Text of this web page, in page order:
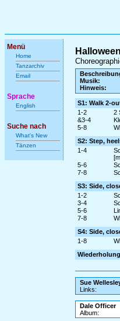
Menü
Home
Tanzarchiv
Email
Sprache
English
Suche nach
What's New
Tänzen
Musik:
Hinweis:
S1: Walk 2-
1-2
2
&3-4
5-8
S2: Step,
1-4
5-6
7-8
S3: Side,
1-2
3-4
5-6
7-8
S4: Side,
1-8
Sue
Links:
Dale Officer
Album: